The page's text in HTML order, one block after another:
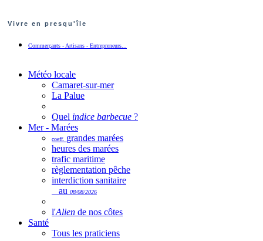
Vivre en presqu'île
Commerçants - Artisans - Entrepreneurs...
Météo locale
Camaret-sur-mer
La Palue
Quel indice barbecue ?
Mer - Marées
coeff. grandes marées
heures des marées
trafic maritime
règlementation pêche
interdiction sanitaire
au 08/08/2026
l'Alien de nos côtes
Santé
Tous les praticiens